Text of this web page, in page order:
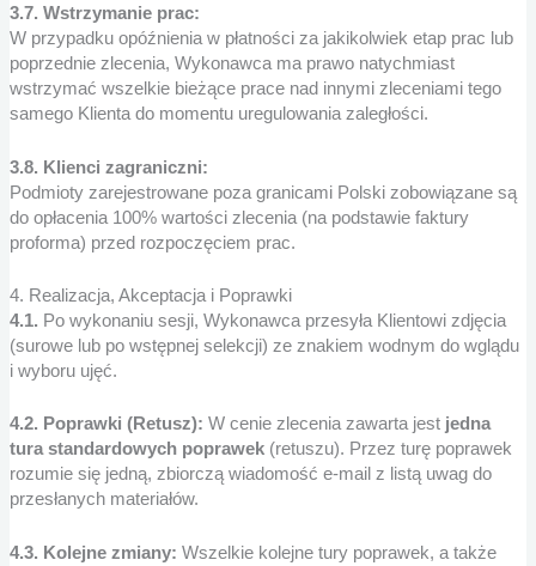
3.7. Wstrzymanie prac:
W przypadku opóźnienia w płatności za jakikolwiek etap prac lub
poprzednie zlecenia, Wykonawca ma prawo natychmiast
wstrzymać wszelkie bieżące prace nad innymi zleceniami tego
samego Klienta do momentu uregulowania zaległości.
3.8. Klienci zagraniczni:
Podmioty zarejestrowane poza granicami Polski zobowiązane są
do opłacenia 100% wartości zlecenia (na podstawie faktury
proforma) przed rozpoczęciem prac.
4. Realizacja, Akceptacja i Poprawki
4.1. Po wykonaniu sesji, Wykonawca przesyła Klientowi zdjęcia
(surowe lub po wstępnej selekcji) ze znakiem wodnym do wglądu
i wyboru ujęć.
4.2. Poprawki (Retusz): W cenie zlecenia zawarta jest jedna
tura standardowych poprawek(retuszu). Przez turę poprawek
rozumie się jedną, zbiorczą wiadomość e-mail z listą uwag do
przesłanych materiałów.
4.3. Kolejne zmiany: Wszelkie kolejne tury poprawek, a także